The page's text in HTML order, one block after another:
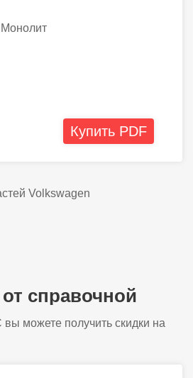
Монолит
Купить PDF
Volkswagen
справочной
можете получить скидки на